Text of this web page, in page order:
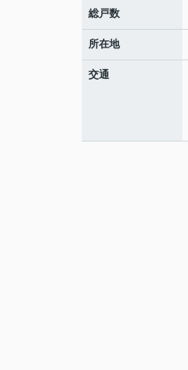
総戸数
所在地
交通